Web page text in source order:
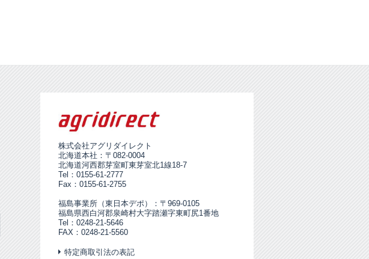
株式会社アグリダイレクト
北海道本社：〒082-0004
北海道河西郡芽室町東芽室北1線18-7
Tel：0155-61-2777
Fax：0155-61-2755
福島事業所（東日本デポ）：〒969-0105
福島県西白河郡泉崎村大字踏瀬字東町尻1番地
Tel：0248-21-5646
FAX：0248-21-5560
特定商取引法の表記